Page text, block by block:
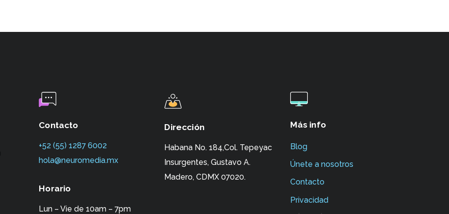
Contacto
+52 (55) 1287 6002‬
hola@neuromedia.mx
Horario
Lun – Vie de 10am – 7pm
Dirección
Habana No. 184,Col. Tepeyac
Insurgentes, Gustavo A.
Madero, CDMX 07020.
Más info
Blog
Únete a nosotros
Contacto
Privacidad